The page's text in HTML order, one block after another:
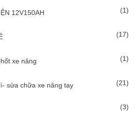
12V150AH (1)
(17)
xe nâng (1)
sửa chữa xe nâng tay (21)
(3)